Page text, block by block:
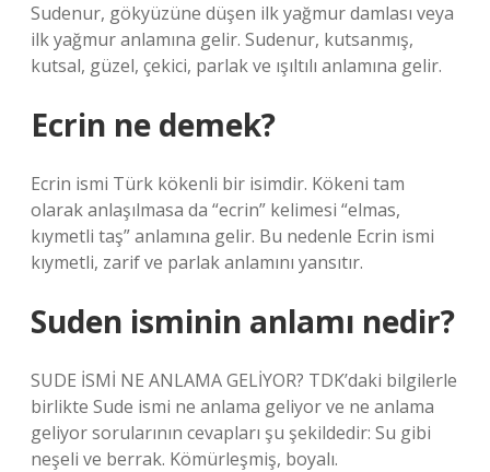
Sudenur, gökyüzüne düşen ilk yağmur damlası veya
ilk yağmur anlamına gelir. Sudenur, kutsanmış,
kutsal, güzel, çekici, parlak ve ışıltılı anlamına gelir.
Ecrin ne demek?
Ecrin ismi Türk kökenli bir isimdir. Kökeni tam
olarak anlaşılmasa da “ecrin” kelimesi “elmas,
kıymetli taş” anlamına gelir. Bu nedenle Ecrin ismi
kıymetli, zarif ve parlak anlamını yansıtır.
Suden isminin anlamı nedir?
SUDE İSMİ NE ANLAMA GELİYOR? TDK’daki bilgilerle
birlikte Sude ismi ne anlama geliyor ve ne anlama
geliyor sorularının cevapları şu şekildedir: Su gibi
neşeli ve berrak. Kömürleşmiş, boyalı.